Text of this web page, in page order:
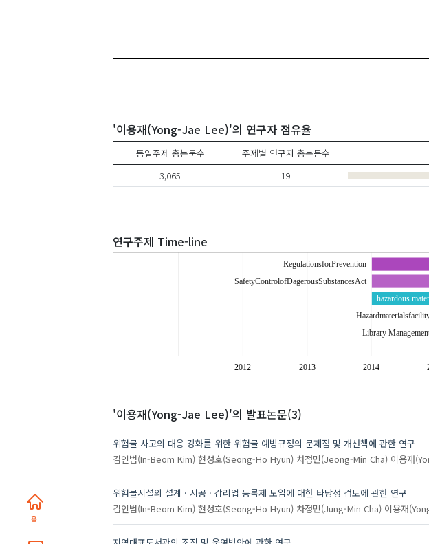
홈
'이용재(Yong-Jae Lee)'의 연구자 점유율
동일주제 총논문수 주제별 연구자 총논문수
3,065
19
연구주제 Time-line
2012 2013 2014
Library
RegulationsforPrevention
SafetyControlofDagerousSubstancesAct
hazardous
'이용재(Yong-Jae Lee)'의 발표논문(3)
위험물 사고의 대응 강화를 위한 위험물 예방규정의 문제점 및 개선책에 관한 연구
김인범(In-Beom Kim) 현성호(Seong-Ho Hyun) 차정민(Jeong-Min Cha) 이용재
위험물시설의 설계 · 시공 · 감리업 등록제 도입에 대한 타당성 검토에 관한 연구
김인범(In-Beom Kim) 현성호(Seong-Ho Hyun) 차정민(Jung-Min Cha) 이용재